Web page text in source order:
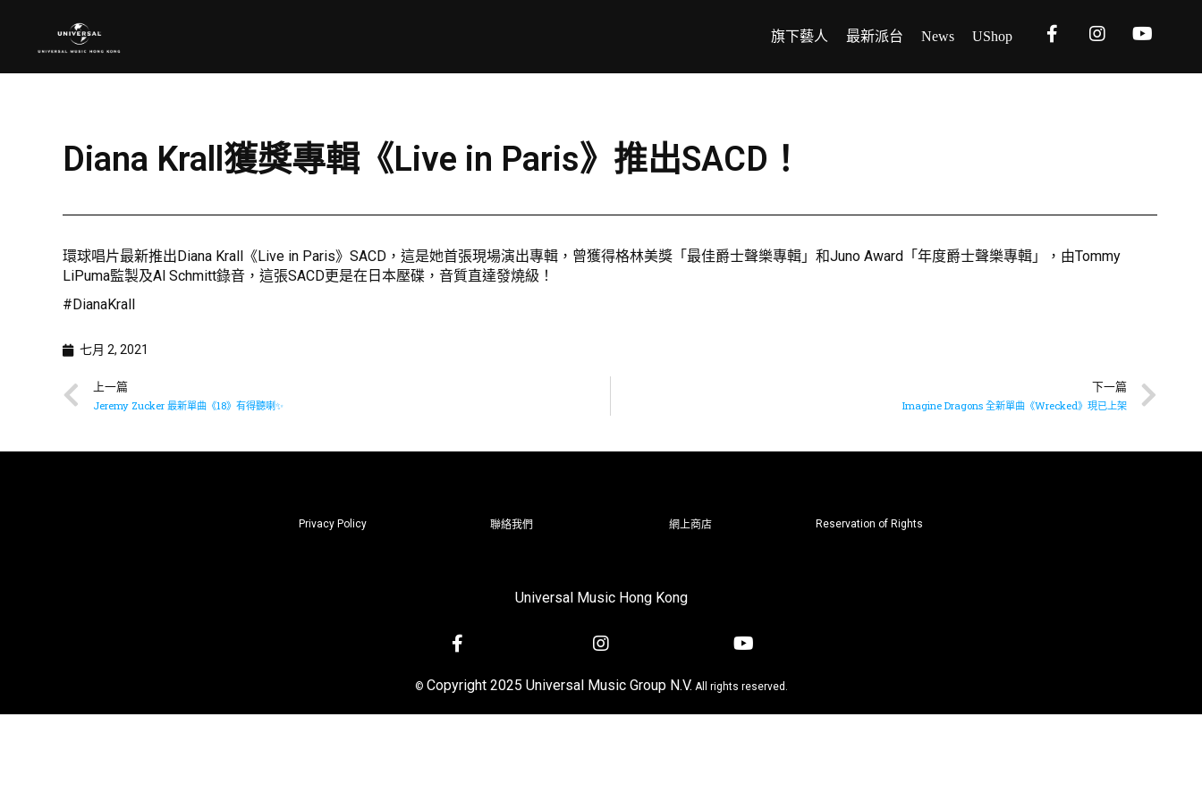
旗下藝人 最新派台 News UShop
Diana Krall獲獎專輯《Live in Paris》推出SACD！
環球唱片最新推出Diana Krall《Live in Paris》SACD，這是她首張現場演出專輯，曾獲得格林美獎「最佳爵士聲樂專輯」和Juno Award「年度爵士聲樂專輯」，由Tommy
LiPuma監製及Al Schmitt錄音，這張SACD更是在日本壓碟，音質直達發燒級！
#DianaKrall
七月 2, 2021
上一篇
Jeremy Zucker 最新單曲《18》有得聽喇✨
下一篇
Imagine Dragons 全新單曲《Wrecked》現已上架
Privacy Policy 聯絡我們 網上商店 Reservation of Rights
Universal Music Hong Kong
© Copyright 2025 Universal Music Group N.V. All rights reserved.